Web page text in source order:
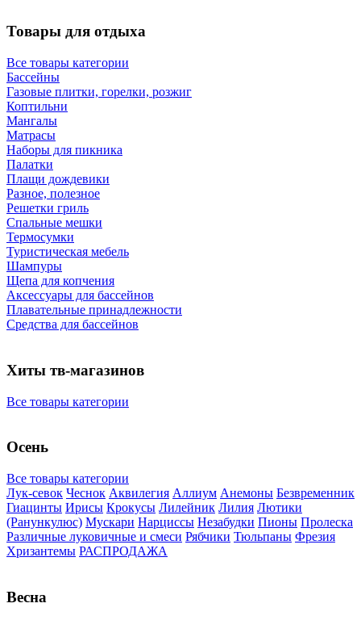
Товары для отдыха
Все товары категории
Бассейны
Газовые плитки, горелки, розжиг
Коптильни
Мангалы
Матрасы
Наборы для пикника
Палатки
Плащи дождевики
Разное, полезное
Решетки гриль
Спальные мешки
Термосумки
Туристическая мебель
Шампуры
Щепа для копчения
Аксессуары для бассейнов
Плавательные принадлежности
Средства для бассейнов
Хиты тв-магазинов
Все товары категории
Осень
Все товары категории
Лук-севок Чеснок Аквилегия Аллиум Анемоны Безвременник
Гиацинты Ирисы Крокусы Лилейник Лилия Лютики
(Ранункулюс) Мускари Нарцисcы Незабудки Пионы Пролеска
Различные луковичные и смеси Рябчики Тюльпаны Фрезия
Хризантемы РАСПРОДАЖА
Весна